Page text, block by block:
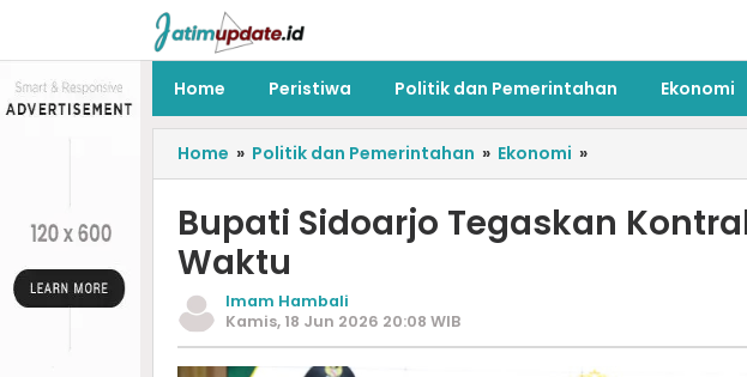
Home Peristiwa Politik dan Pemerintahan Ekonomi
Home » Politik dan Pemerintahan » Ekonomi »
Bupati Sidoarjo Tegaskan
Waktu
Imam Hambali
Kamis, 18 Jun 2026 20:08 WIB